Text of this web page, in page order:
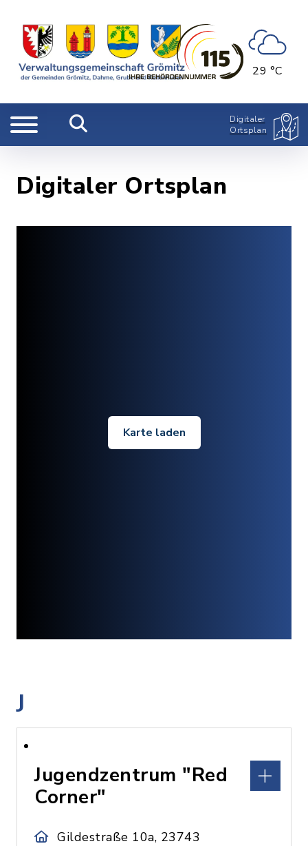
29 °C
Digitaler
Ortsplan
Digitaler Ortsplan
Karte laden
J
Jugendzentrum "Red
Corner"
Gildestraße 10a, 23743